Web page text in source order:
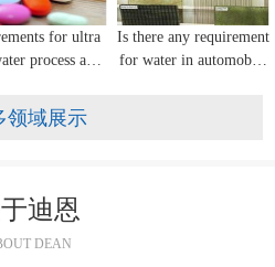
for ultra
process and
industry
Is there any requirement
for water in automobile
领域展示
迪恩
DEAN